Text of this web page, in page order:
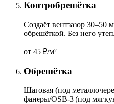
Контробрешётка
Создаёт вентзазор
обрешёткой. Без него
от 45 ₽/м²
Обрешётка
Шаговая (под
фанеры/OSB-3 (под